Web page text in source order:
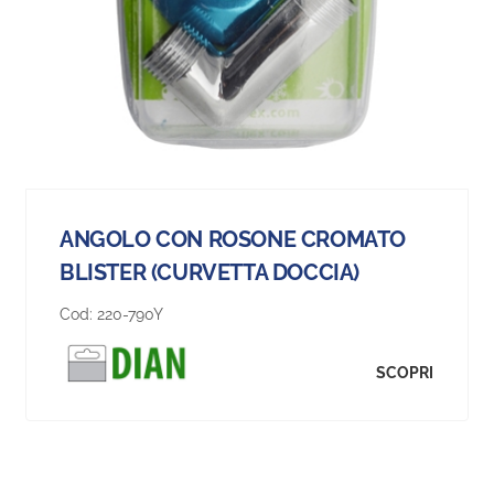
ANGOLO CON ROSONE CROMATO
BLISTER (CURVETTA DOCCIA)
Cod: 220-790Y
SCOPRI